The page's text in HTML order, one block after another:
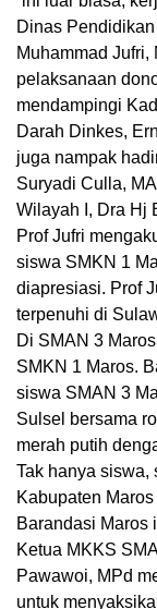
Dinas
Muhammad
pelaksanaan
mendampingi
Darah Dinkes,
juga nampak
Suryadi Culla,
Wilayah I, Dra Hj
Prof Jufri
siswa SMKN 1
diapresiasi. Prof
terpenuhi di
Di SMAN 3
SMKN 1 Maros.
siswa SMAN 3
Sulsel bersama
merah putih
Tak hanya siswa,
Kabupaten
Barandasi Maros
Ketua MKKS
Pawawoi, MPd
untuk